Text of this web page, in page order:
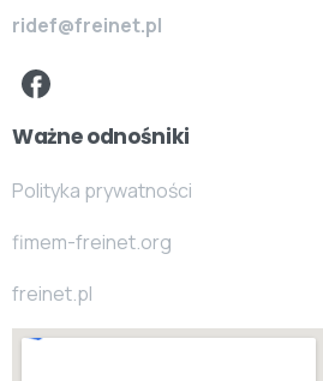
ridef@freinet.pl
Ważne odnośniki
Polityka prywatności
fimem-freinet.org
freinet.pl